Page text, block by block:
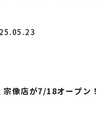
宗像店が7/18オープン